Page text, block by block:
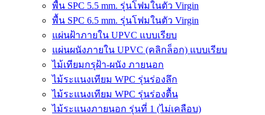
พื้น SPC 5.5 mm. รุ่นโฟมในตัว Virgin
พื้น SPC 6.5 mm. รุ่นโฟมในตัว Virgin
แผ่นฝ้าภายใน UPVC แบบเรียบ
แผ่นผนังภายใน UPVC (คลิกล็อก) แบบเรียบ
ไม้เทียมกรุฝ้า-ผนัง ภายนอก
ไม้ระแนงเทียม WPC รุ่นร่องลึก
ไม้ระแนงเทียม WPC รุ่นร่องตื้น
ไม้ระแนงภายนอก รุ่นที่ 1 (ไม่เคลือบ)